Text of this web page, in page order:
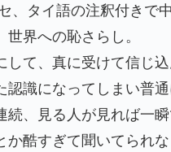
、タイ語の注釈付きで
世界への恥さらし。
して、真に受けて信じ
認識になってしまい普
続、見る人が見れば一
か酷すぎて聞いてられ